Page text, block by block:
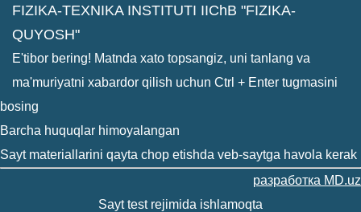
FIZIKA-TEXNIKA INSTITUTI IIChB "FIZIKA-
QUYOSH"
E'tibor bering! Matnda xato topsangiz, uni tanlang va
ma'muriyatni xabardor qilish uchun Ctrl + Enter tugmasini
bosing
Barcha huquqlar himoyalangan
Sayt materiallarini qayta chop etishda veb-saytga havola kerak
разработка MD.uz
Sayt test rejimida ishlamoqta